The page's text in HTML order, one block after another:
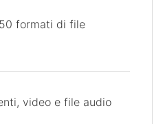
formati di file
video e file audio